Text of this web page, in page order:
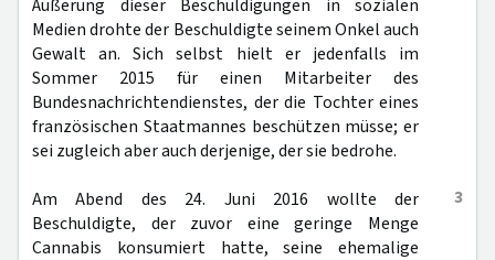
Äußerung dieser Beschuldigungen in sozialen
Medien drohte der Beschuldigte seinem Onkel auch
Gewalt an. Sich selbst hielt er jedenfalls im
Sommer 2015 für einen Mitarbeiter des
Bundesnachrichtendienstes, der die Tochter eines
französischen Staatmannes beschützen müsse; er
sei zugleich aber auch derjenige, der sie bedrohe.
3
Am Abend des 24. Juni 2016 wollte der
Beschuldigte, der zuvor eine geringe Menge
Cannabis konsumiert hatte, seine ehemalige